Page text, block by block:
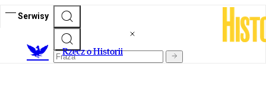
Serwisy
Rzecz o Historii